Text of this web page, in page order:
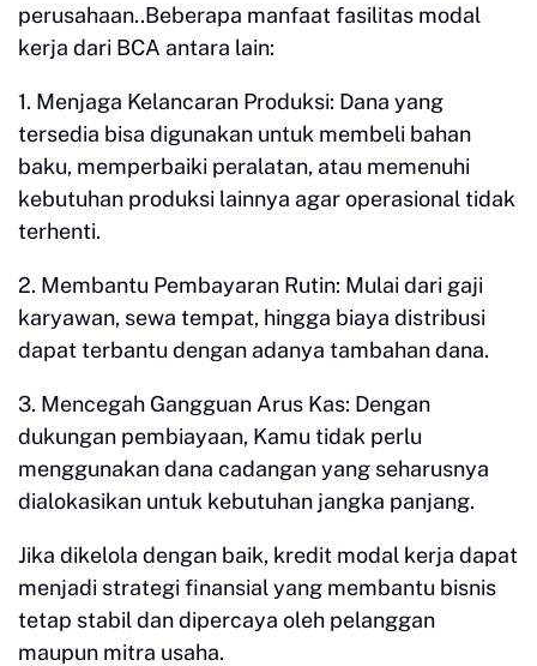
perusahaan..Beberapa manfaat fasilitas modal
kerja dari BCA antara lain:
1. Menjaga Kelancaran Produksi: Dana yang
tersedia bisa digunakan untuk membeli bahan
baku, memperbaiki peralatan, atau memenuhi
kebutuhan produksi lainnya agar operasional tidak
terhenti.
2. Membantu Pembayaran Rutin: Mulai dari gaji
karyawan, sewa tempat, hingga biaya distribusi
dapat terbantu dengan adanya tambahan dana.
3. Mencegah Gangguan Arus Kas: Dengan
dukungan pembiayaan, Kamu tidak perlu
menggunakan dana cadangan yang seharusnya
dialokasikan untuk kebutuhan jangka panjang.
Jika dikelola dengan baik, kredit modal kerja dapat
menjadi strategi finansial yang membantu bisnis
tetap stabil dan dipercaya oleh pelanggan
maupun mitra usaha.